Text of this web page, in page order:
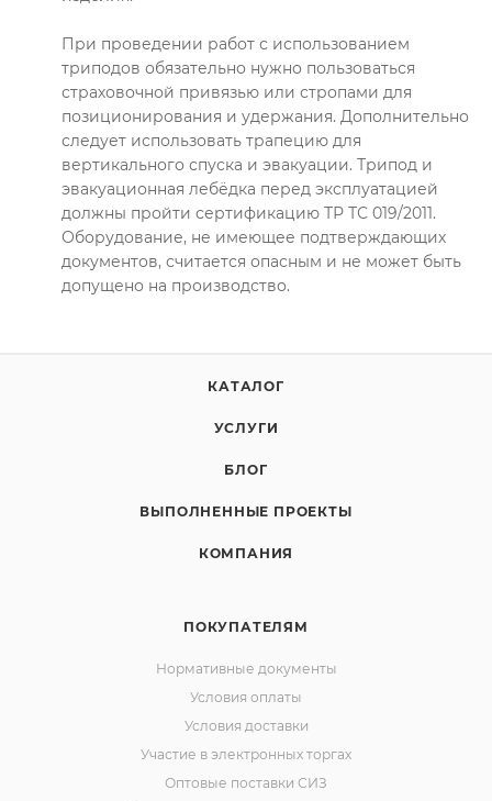
При проведении работ с использованием
триподов обязательно нужно пользоваться
страховочной привязью или стропами для
позиционирования и удержания. Дополнительно
следует использовать трапецию для
вертикального спуска и эвакуации. Трипод и
эвакуационная лебёдка перед эксплуатацией
должны пройти сертификацию ТР ТС 019/2011.
Оборудование, не имеющее подтверждающих
документов, считается опасным и не может быть
допущено на производство.
КАТАЛОГ
УСЛУГИ
БЛОГ
ВЫПОЛНЕННЫЕ ПРОЕКТЫ
КОМПАНИЯ
ПОКУПАТЕЛЯМ
Нормативные документы
Условия оплаты
Условия доставки
Участие в электронных торгах
Оптовые поставки СИЗ